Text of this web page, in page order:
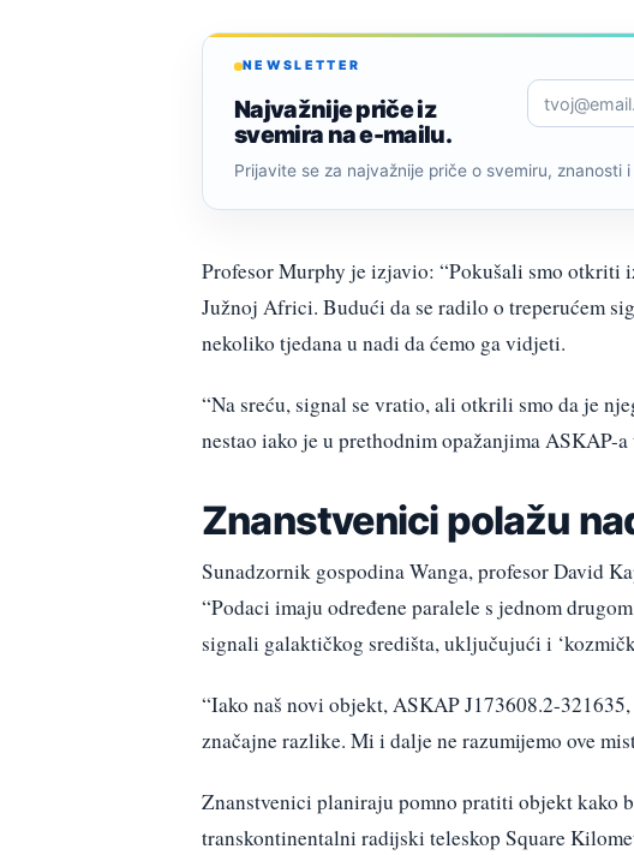
NEWSLETTER
Najvažnije priče iz
svemira na e-mailu.
Prijavite se za najvažnije priče o svemiru, znanosti
Profesor Murphy je izjavio: “Pokušali smo otkriti
Južnoj Africi. Budući da se radilo o treperućem
nekoliko tjedana u nadi da ćemo ga vidjeti.
“Na sreću, signal se vratio, ali otkrili smo da je
nestao iako je u prethodnim opažanjima ASKAP-
Znanstvenici polažu
Sunadzornik gospodina Wanga, profesor David
“Podaci imaju određene paralele s jednom
signali galaktičkog središta, uključujući i
“Iako naš novi objekt, ASKAP J173608.2-
značajne razlike. Mi i dalje ne razumijemo ove
Znanstvenici planiraju pomno pratiti objekt kako
transkontinentalni radijski teleskop Square